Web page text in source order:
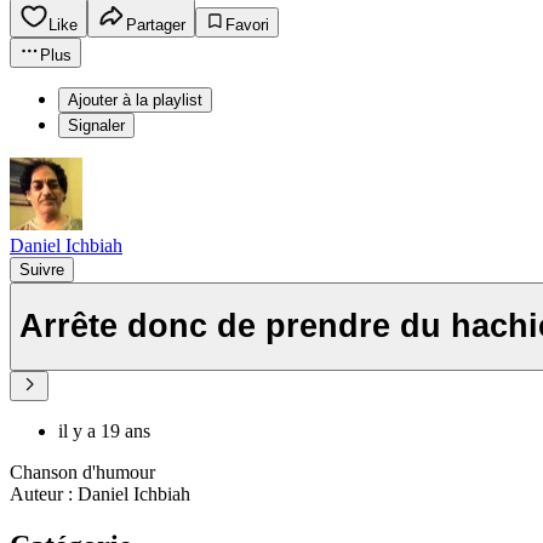
Like Partager
Favori
Plus
Ajouter à la playlist
Signaler
Daniel Ichbiah
Suivre
Arrête donc de prendre du
il y a 19 ans
Chanson d'humour
Auteur : Daniel Ichbiah